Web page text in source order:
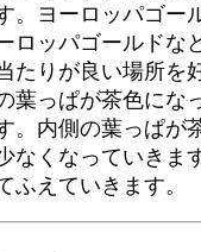
。ヨーロッパゴー
ロッパゴールドな
たりが良い場所を
葉っぱが茶色にな
。内側の葉っぱが
なくなっていきま
ふえていきます。